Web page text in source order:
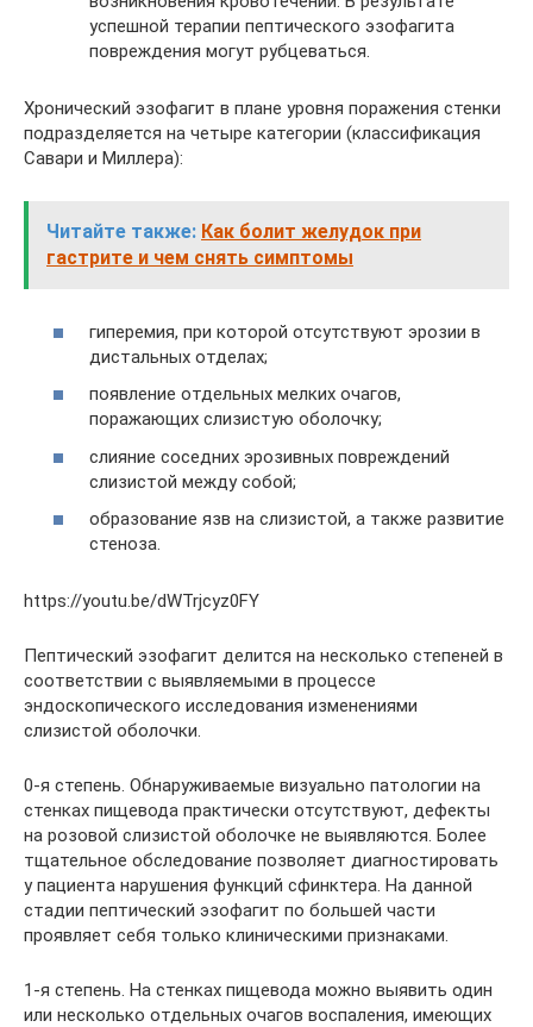
успешной терапии пептического эзофагита
повреждения могут рубцеваться.
Хронический эзофагит в плане уровня поражения стенки
подразделяется на четыре категории (классификация
Савари и Миллера):
Читайте также: Как болит желудок при
гастрите и чем снять симптомы
гиперемия, при которой отсутствуют эрозии в
дистальных отделах;
появление отдельных мелких очагов,
поражающих слизистую оболочку;
слияние соседних эрозивных повреждений
слизистой между собой;
образование язв на слизистой, а также развитие
стеноза.
https://youtu.be/dWTrjcyz0FY
Пептический эзофагит делится на несколько степеней в
соответствии с выявляемыми в процессе
эндоскопического исследования изменениями
слизистой оболочки.
0-я степень. Обнаруживаемые визуально патологии на
стенках пищевода практически отсутствуют, дефекты
на розовой слизистой оболочке не выявляются. Более
тщательное обследование позволяет диагностировать
у пациента нарушения функций сфинктера. На данной
стадии пептический эзофагит по большей части
проявляет себя только клиническими признаками.
1-я степень. На стенках пищевода можно выявить один
или несколько отдельных очагов воспаления, имеющих